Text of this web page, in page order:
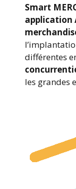
Smart
application
différentes
les grandes